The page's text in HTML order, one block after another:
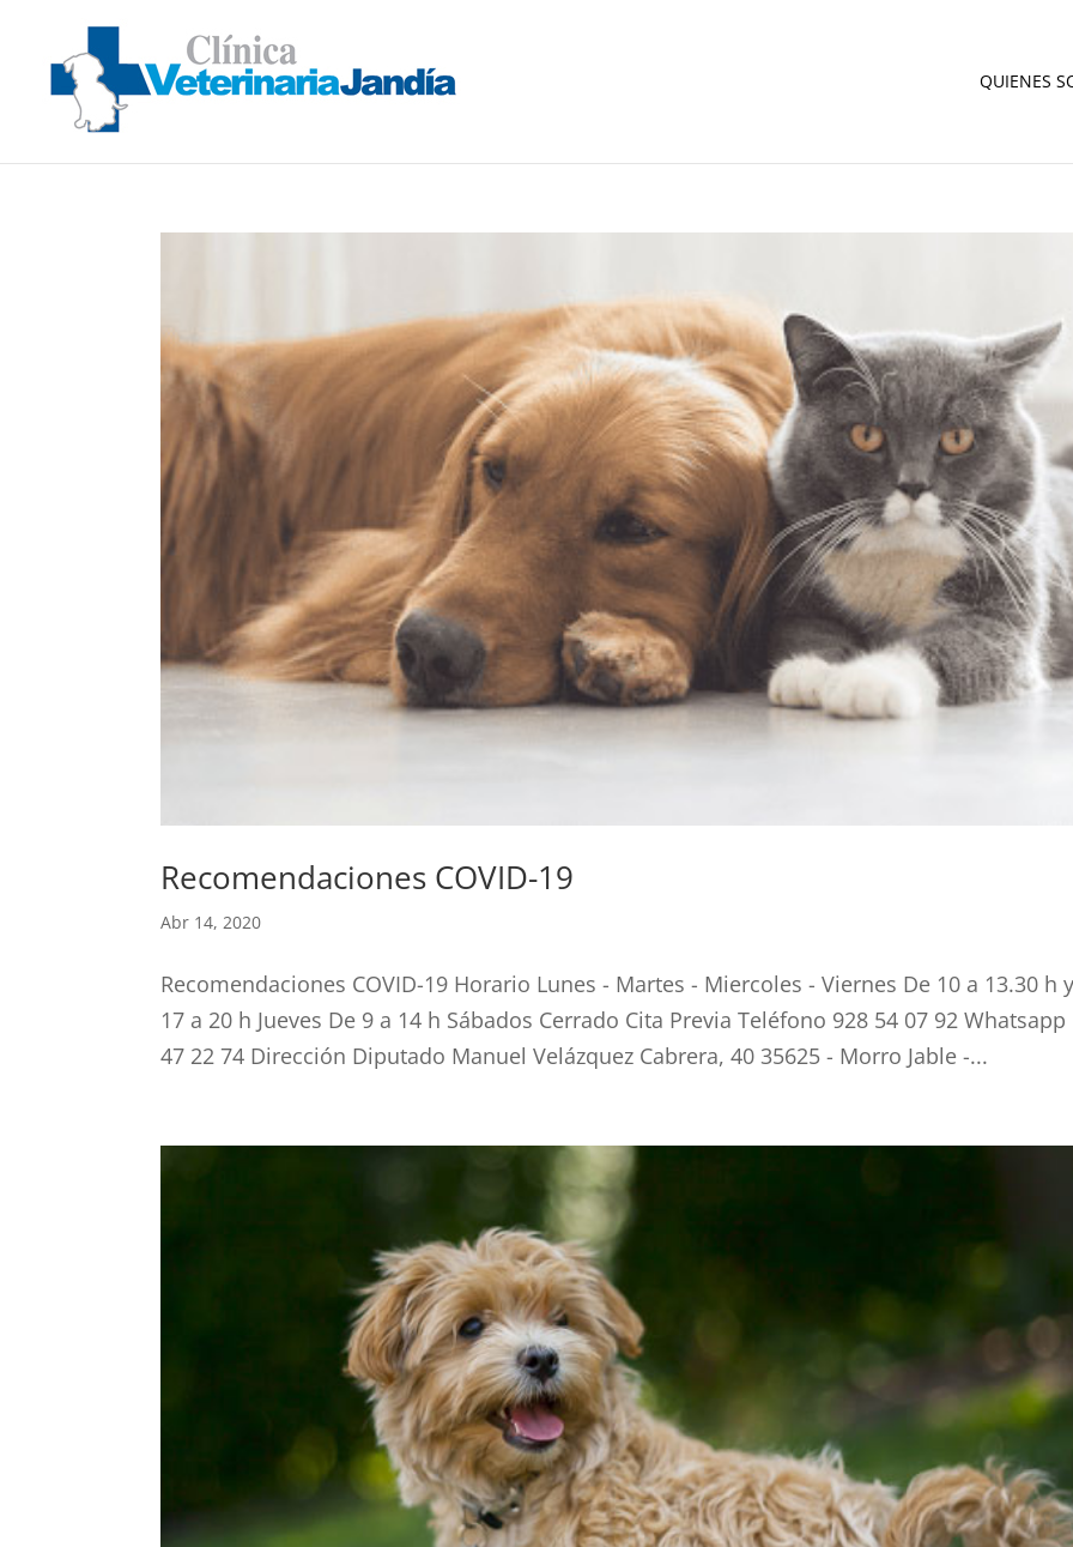
QUIENES
Recomendaciones COVID-19
Abr 14, 2020
Recomendaciones COVID-19 Horario Lunes - Martes - Miercoles - Viernes De 10 a 13.30 h
17 a 20 h Jueves De 9 a 14 h Sábados Cerrado Cita Previa Teléfono 928 54 07 92 Whatsapp
47 22 74 Dirección Diputado Manuel Velázquez Cabrera, 40 35625 - Morro Jable -...